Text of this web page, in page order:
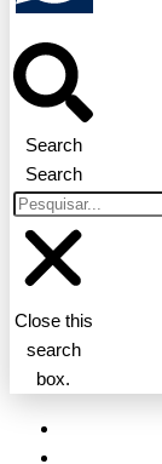
Search
Search
Close this
search
box.